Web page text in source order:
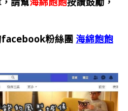
facebook粉絲團 海綿飽飽